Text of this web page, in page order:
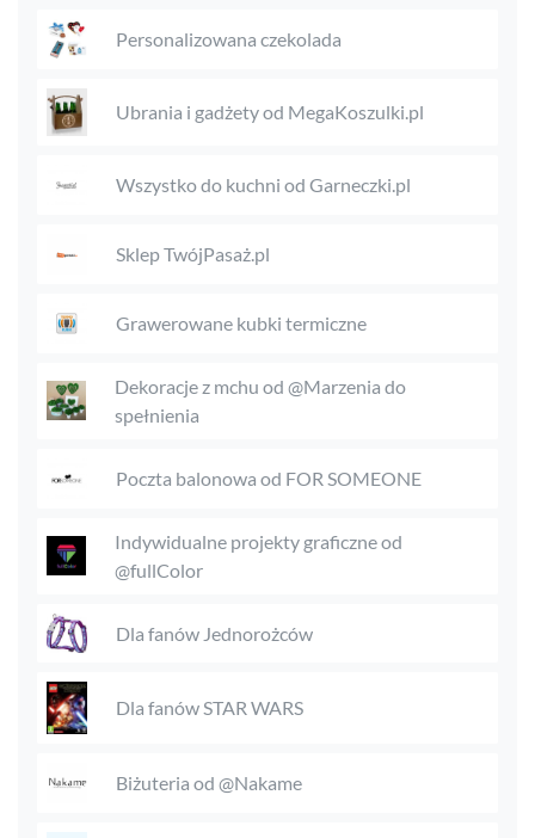
Personalizowana czekolada
Ubrania i gadżety od MegaKoszulki.pl
Wszystko do kuchni od Garneczki.pl
Sklep TwójPasaż.pl
Grawerowane kubki termiczne
Dekoracje z mchu od @Marzenia do
spełnienia
Poczta balonowa od FOR SOMEONE
Indywidualne projekty graficzne od
@fullColor
Dla fanów Jednorożców
Dla fanów STAR WARS
Biżuteria od @Nakame